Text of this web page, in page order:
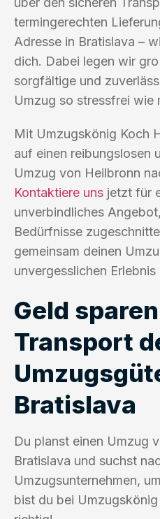
termingerechten
Adresse in Bratislava –
dich. Dabei legen wir
sorgfältige und
Umzug so stressfrei wie
Mit Umzugskönig Koch
auf einen reibungslosen
Umzug von Heilbronn
Kontaktiere uns jetzt für
unverbindliches
Bedürfnisse
gemeinsam deinen
unvergesslichen Erlebnis
Geld
Transport
Bratislava
Du planst einen Umzug
Bratislava und suchst
Umzugsunternehmen,
bist du bei